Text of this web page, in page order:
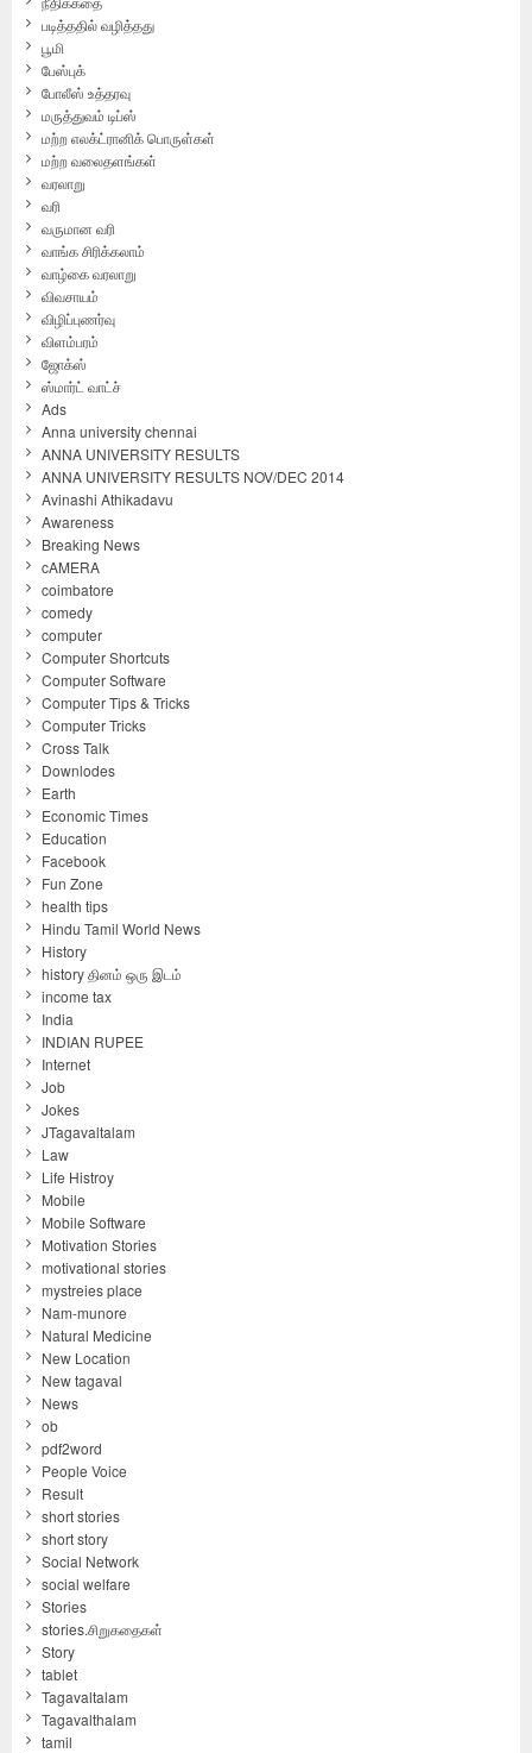
படித்ததில் வழித்தது
பூமி
பேஸ்புக்
போலீஸ் உத்தரவு
மருத்துவம் டிப்ஸ்
மற்ற எலக்ட்ரானிக் பொருள்கள்
மற்ற வலைதளங்கள்
வரலாறு
வரி
வருமான வரி
வாங்க சிரிக்கலாம்
வாழ்கை வரலாறு
விவசாயம்
விழிப்புணர்வு
விளம்பரம்
ஜோக்ஸ்
ஸ்மார்ட் வாட்ச்
Ads
Anna university chennai
ANNA UNIVERSITY RESULTS
ANNA UNIVERSITY RESULTS NOV/DEC 2014
Avinashi Athikadavu
Awareness
Breaking News
cAMERA
coimbatore
comedy
computer
Computer Shortcuts
Computer Software
Computer Tips & Tricks
Computer Tricks
Cross Talk
Downlodes
Earth
Economic Times
Education
Facebook
Fun Zone
health tips
Hindu Tamil World News
History
history தினம் ஒரு இடம்
income tax
India
INDIAN RUPEE
Internet
Job
Jokes
JTagavaltalam
Law
Life Histroy
Mobile
Mobile Software
Motivation Stories
motivational stories
mystreies place
Nam-munore
Natural Medicine
New Location
New tagaval
News
ob
pdf2word
People Voice
Result
short stories
short story
Social Network
social welfare
Stories
stories.சிறுகதைகள்
Story
tablet
Tagavaltalam
Tagavalthalam
tamil